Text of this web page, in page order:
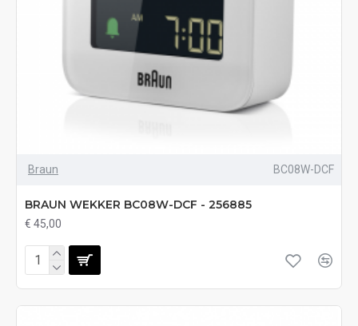
Braun BC08W-DCF
BRAUN WEKKER BC08W-DCF - 256885
€ 45,00